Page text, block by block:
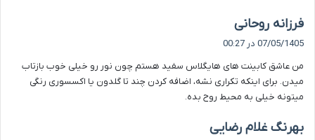
فرزانه روحانی
ف
:
07/05/1405 در 00:27
من عاشق کابینت های هایگلاس سفید هستم چون نور رو خیلی خوب بازتاب
میدن. برای اینکه تکراری نشه، اضافه کردن چند تا گلدون یا اکسسوری رنگی
میتونه خیلی به محیط روح بده.
بهرنگ غلام رضایی